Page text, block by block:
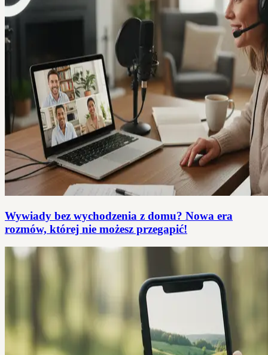
Wywiady bez wychodzenia z domu? Nowa era
rozmów, której nie możesz przegapić!